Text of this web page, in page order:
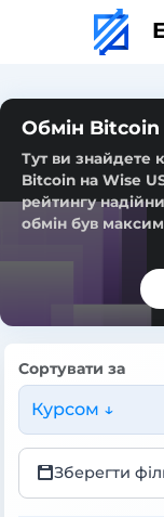
Обмін Bitcoin
Тут ви знайдете
Bitcoin на Wise
рейтингу
обмін був
Сортувати за
Курсом ↓
Зберегти